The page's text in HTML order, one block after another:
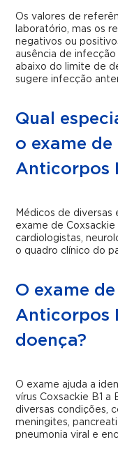
Os valores de
laboratório, mas os
negativos ou
ausência de
abaixo do limite de
sugere infecção
Qual
o exame de
Anticorpos
Médicos de diversas
exame de
cardiologistas,
o quadro clínico do
O exame
Anticorpos
doença?
O exame ajuda a
vírus Coxsackie B1 a
diversas condições,
meningites,
pneumonia viral e